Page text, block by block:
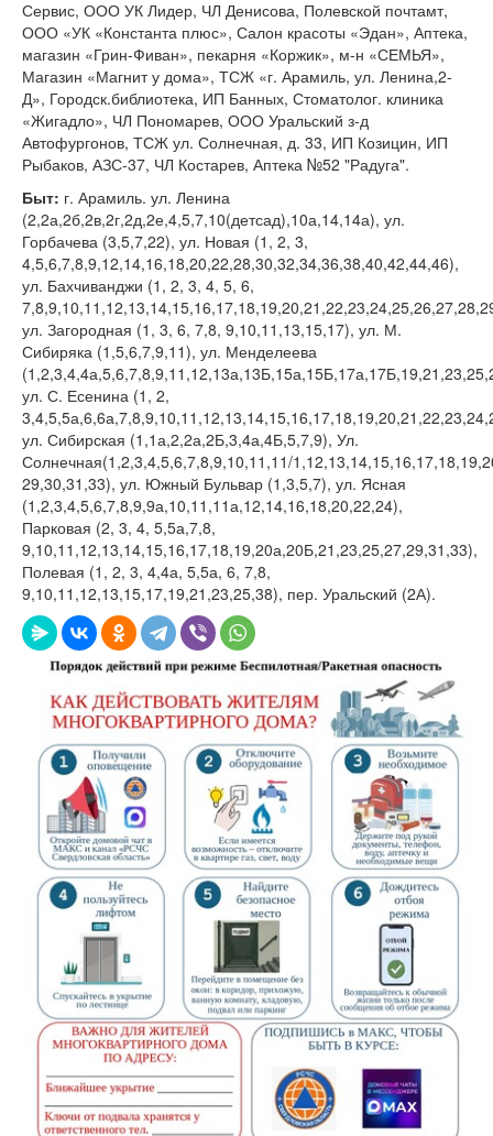
Сервис, ООО УК Лидер, ЧЛ Денисова, Полевской почтамт,
ООО «УК «Константа плюс», Салон красоты «Эдан», Аптека,
магазин «Грин-Фиван», пекарня «Коржик», м-н «СЕМЬЯ»,
Магазин «Магнит у дома», ТСЖ «г. Арамиль, ул. Ленина,2-
Д», Городск.библиотека, ИП Банных, Стоматолог. клиника
«Жигадло», ЧЛ Пономарев, ООО Уральский з-д
Автофургонов, ТСЖ ул. Солнечная, д. 33, ИП Козицин, ИП
Рыбаков, АЗС-37, ЧЛ Костарев, Аптека №52 "Радуга".
Быт: г. Арамиль. ул. Ленина
(2,2а,2б,2в,2г,2д,2е,4,5,7,10(детсад),10а,14,14а), ул.
Горбачева (3,5,7,22), ул. Новая (1, 2, 3,
4,5,6,7,8,9,12,14,16,18,20,22,28,30,32,34,36,38,40,42,44,46),
ул. Бахчиванджи (1, 2, 3, 4, 5, 6,
ул. Загородная (1, 3, 6, 7,8, 9,10,11,13,15,17), ул. М.
Сибиряка (1,5,6,7,9,11), ул. Менделеева
ул. С. Есенина (1, 2,
ул. Сибирская (1,1а,2,2а,2Б,3,4а,4Б,5,7,9), Ул.
Солнечная(1,2,3,4,5,6,7,8,9,10,11,11/
29,30,31,33), ул. Южный Бульвар (1,3,5,7), ул. Ясная
(1,2,3,4,5,6,7,8,9,9а,10,11,11а,12,14,16,18,20,22,24),
Парковая (2, 3, 4, 5,5а,7,8,
9,10,11,12,13,14,15,16,17,18,19,20а,20Б,21,23,25,27,29,31,33),
Полевая (1, 2, 3, 4,4а, 5,5а, 6, 7,8,
9,10,11,12,13,15,17,19,21,23,25,38), пер. Уральский (2А).